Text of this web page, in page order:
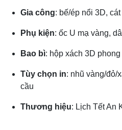
Gia công: bế/ép nổi 3D,
Phụ kiện: ốc U mạ vàng,
Bao bì: hộp xách 3D phong
Tùy chọn in: nhũ vàng/đỏ/
cầu
Thương hiệu: Lịch Tết An